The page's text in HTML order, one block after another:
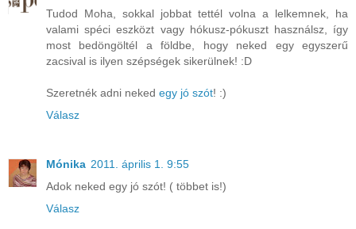
Tudod Moha, sokkal jobbat tettél volna a lelkemnek, ha
valami spéci eszközt vagy hókusz-pókuszt használsz, így
most bedöngöltél a földbe, hogy neked egy egyszerű
zacsival is ilyen szépségek sikerülnek! :D
Szeretnék adni neked egy jó szót! :)
Válasz
Mónika 2011. április 1. 9:55
Adok neked egy jó szót! ( többet is!)
Válasz